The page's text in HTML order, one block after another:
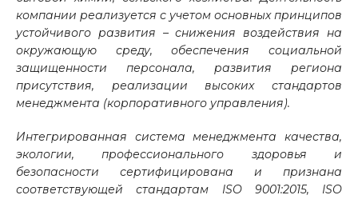
компании реализуется с учетом основных принципов
устойчивого развития – снижения воздействия на
окружающую среду, обеспечения социальной
защищенности персонала, развития региона
присутствия, реализации высоких стандартов
менеджмента (корпоративного управления).
Интегрированная система менеджмента качества,
экологии, профессионального здоровья и
безопасности сертифицирована и признана
соответствующей стандартам ISO 9001:2015, ISO